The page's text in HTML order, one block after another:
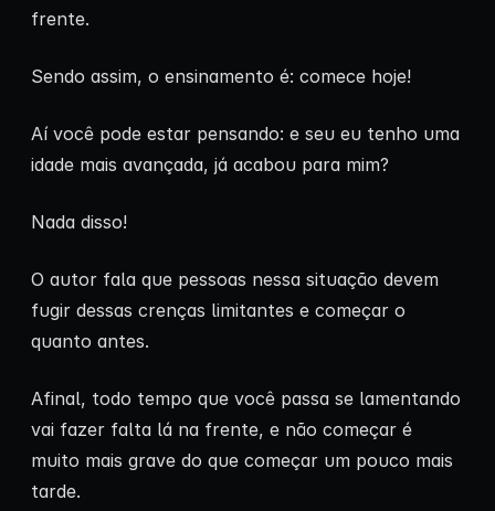
frente.
Sendo assim, o ensinamento é: comece hoje!
Aí você pode estar pensando: e seu eu tenho uma
idade mais avançada, já acabou para mim?
Nada disso!
O autor fala que pessoas nessa situação devem
fugir dessas crenças limitantes e começar o
quanto antes.
Afinal, todo tempo que você passa se lamentando
vai fazer falta lá na frente, e não começar é
muito mais grave do que começar um pouco mais
tarde.